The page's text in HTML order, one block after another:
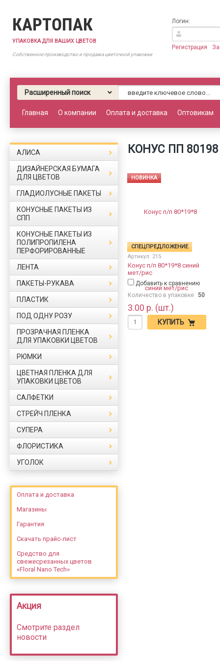
КАРТОПАК
УПАКОВКА ДЛЯ ВАШИХ ЦВЕТОВ
Собственное производство и продажа цветочной упаковки
Логин:
Регистрация
Расширенный поиск
Главная О компании Оплата и доставка Оптовикам
АЛИСА
ДИЗАЙНЕРСКАЯ БУМАГА
ДЛЯ ЦВЕТОВ
ГЛАДИОЛУСНЫЕ ПАКЕТЫ
КОНУСНЫЕ ПАКЕТЫ ИЗ
СПП
КОНУСНЫЕ ПАКЕТЫ ИЗ
ПОЛИПРОПИЛЕНА
ПЕРФОРИРОВАННЫЕ
ЛЕНТА
ПАКЕТЫ-РУКАВА
ПЛАСТИК
ПОД ОДНУ РОЗУ
ПРОЗРАЧНАЯ ПЛЕНКА
ДЛЯ УПАКОВКИ ЦВЕТОВ
РЮМКИ
ЦВЕТНАЯ ПЛЕНКА ДЛЯ
УПАКОВКИ ЦВЕТОВ
САЛФЕТКИ
СТРЕЙЧ ПЛЕНКА
СУПЕРА
ФЛОРИСТИКА
УГОЛОК
Оплата и доставка
Магазины
Гарантия
Скачать прайс-лист
Средство для
свежесрезанных цветов
«Floral Nano Tech»
Акция
Смотрите раздел
новости
КОНУС ПП
НОВИНКА
СПЕЦПРЕДЛОЖЕНИЕ
Артикул: 215
Конус п/п 80*19*8 синий
мет/рис
Добавить к сравнению
Количество в упаковке: 50
3.00 р. (шт.)
КУПИТЬ